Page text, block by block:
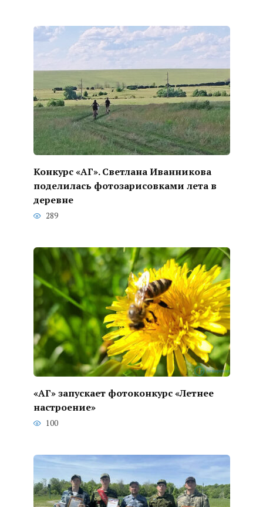
Конкурс «АГ». Светлана Иванникова
поделилась фотозарисовками лета в
деревне
289
«АГ» запускает фотоконкурс «Летнее
настроение»
100